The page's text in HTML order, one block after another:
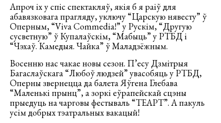
Апроч іх у спіс спектакляў, якія б я раіў для
абавязковага прагляду, уключу “Царскую нявесту” ў
Оперным, “Viva Commedia!” у Рускім, “Другую
сусветную” ў Купалаўскім, “Мабыць” у РТБД і
“Чэхаў. Камедыя. Чайка” ў Маладзёжным.
Восенню нас чакае новы сезон. П’есу Дзмітрыя
Багаслаўскага “Любоў людзей” увасобяць у РТБД,
Оперны звернецца да балета Яўгена Глебава
“Маленькі прынц”, а зоркі еўрапейскай сцэны
прыедуць на чарговы фестываль “ТЕАРТ”. А пакуль
усім добрых тэатральных вакацый!